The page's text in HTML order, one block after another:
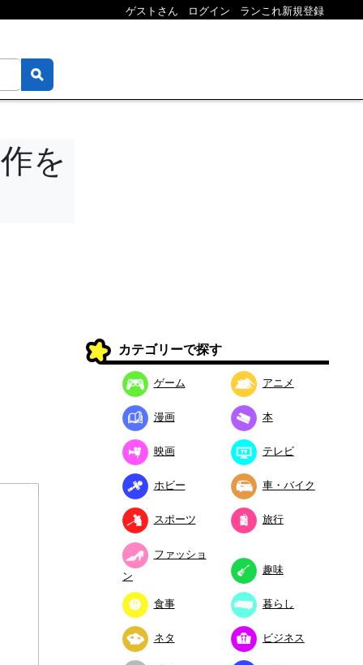
ゲストさん ログイン ランこれ新規登録
を
カテゴリーで探す
ゲーム アニメ
漫画 本
映画 テレビ
ホビー 車・バイク
スポーツ 旅行
ファッショ
ン
趣味
食事 暮らし
ネタ ビジネス